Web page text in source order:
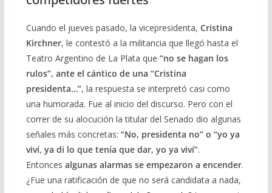
Cuando el jueves pasado, la vicepresidenta, Cristina
Kirchner, le contestó a la militancia que llegó hasta el
Teatro Argentino de La Plata que “no se hagan los
rulos”, ante el cántico de una “Cristina
presidenta…”, la respuesta se interpretó casi como
una humorada. Fue al inicio del discurso. Pero con el
correr de su alocución la titular del Senado dio algunas
señales más concretas: “No, presidenta no” o “yo ya
viví, ya di lo que tenía que dar, yo ya viví”.
Entonces algunas alarmas se empezaron a encender.
¿Fue una ratificación de que no será candidata a nada,